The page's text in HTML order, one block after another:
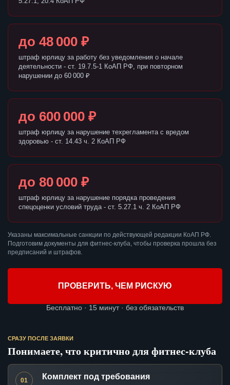
до 48 000 ₽
штраф юрлицу за работу без уведомления о начале
деятельности - ст. 19.7.5-1 КоАП РФ, при повторном
нарушении до 60 000 ₽
до 600 000 ₽
штраф юрлицу за нарушение техрегламента с вредом
здоровью - ст. 14.43 ч. 2 КоАП РФ
до 80 000 ₽
штраф юрлицу за нарушение порядка проведения
спецоценки условий труда - ст. 5.27.1 ч. 2 КоАП РФ
Указаны максимальные санкции по действующей редакции КоАП РФ.
Подготовим документы для фитнес-клуба, чтобы проверка прошла без
предписаний и штрафов.
ПРОВЕРИТЬ, ЧЕМ РИСКУЮ
Бесплатно · 15 минут · без обязательств
СРАЗУ ПОСЛЕ ЗАЯВКИ
Понимаете, что критично для фитнес-клуба
01 Комплект под требования